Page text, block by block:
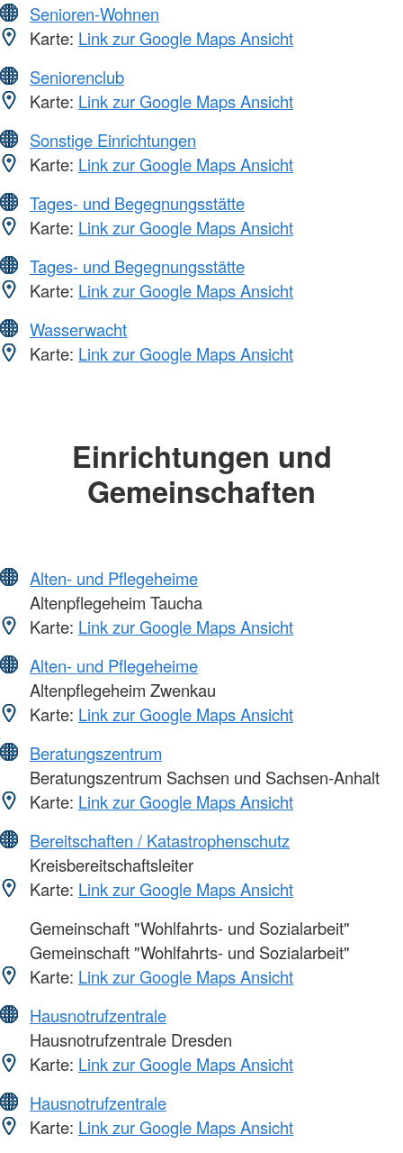
Senioren-Wohnen
Karte: Link zur Google Maps Ansicht
Seniorenclub
Karte: Link zur Google Maps Ansicht
Sonstige Einrichtungen
Karte: Link zur Google Maps Ansicht
Tages- und Begegnungsstätte
Karte: Link zur Google Maps Ansicht
Tages- und Begegnungsstätte
Karte: Link zur Google Maps Ansicht
Wasserwacht
Karte: Link zur Google Maps Ansicht
Einrichtungen und
Gemeinschaften
Alten- und Pflegeheime
Altenpflegeheim Taucha
Karte: Link zur Google Maps Ansicht
Alten- und Pflegeheime
Altenpflegeheim Zwenkau
Karte: Link zur Google Maps Ansicht
Beratungszentrum
Beratungszentrum Sachsen und Sachsen-Anhalt
Karte: Link zur Google Maps Ansicht
Bereitschaften / Katastrophenschutz
Kreisbereitschaftsleiter
Karte: Link zur Google Maps Ansicht
Gemeinschaft "Wohlfahrts- und Sozialarbeit"
Gemeinschaft "Wohlfahrts- und Sozialarbeit"
Karte: Link zur Google Maps Ansicht
Hausnotrufzentrale
Hausnotrufzentrale Dresden
Karte: Link zur Google Maps Ansicht
Hausnotrufzentrale
Karte: Link zur Google Maps Ansicht